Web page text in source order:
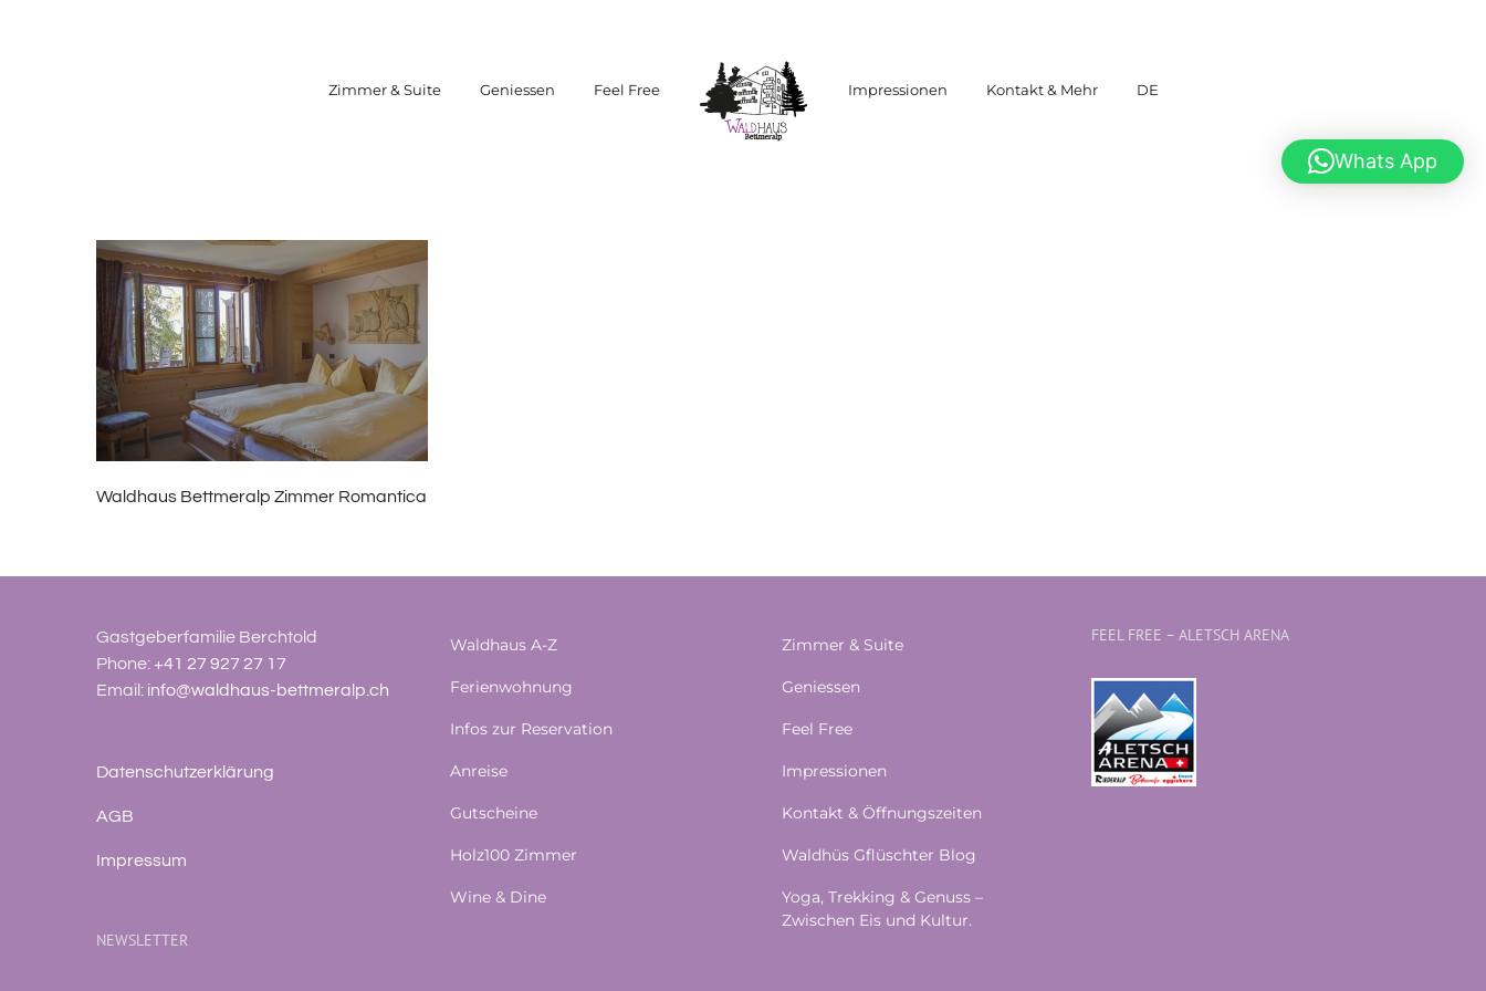
Zimmer & Suite
Geniessen Feel Free Impressionen Kontakt & Mehr DE
Waldhaus Bettmeralp Zimmer Romantica
Gastgeberfamilie Berchtold
Phone:+41 27 927 27 17
Email: info@waldhaus-bettmeralp.ch
Datenschutzerklärung
AGB
Impressum
NEWSLETTER
Waldhaus A-Z
Ferienwohnung
Infos zur Reservation
Anreise
Gutscheine
Holz100 Zimmer
Wine & Dine
Zimmer & Suite
Geniessen
Feel Free
Impressionen
Kontakt & Öffnungszeiten
Waldhüs Gflüschter Blog
Yoga, Trekking & Genuss –
Zwischen Eis und Kultur.
FEEL FREE – ALETSCH ARENA
Whats App